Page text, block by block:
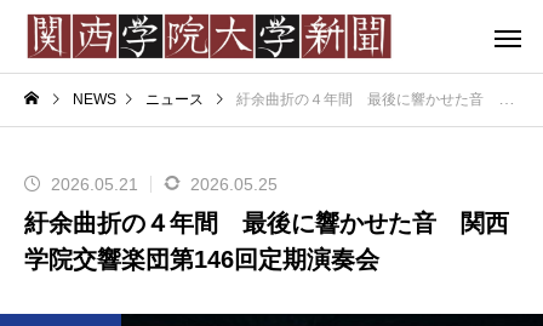
NEWS ニュース 紆余曲折の４年間 最後に響かせた音 関西学
2026.05.21 2026.05.25
紆余曲折の４年間 最後に響かせた音 関西
学院交響楽団第146回定期演奏会